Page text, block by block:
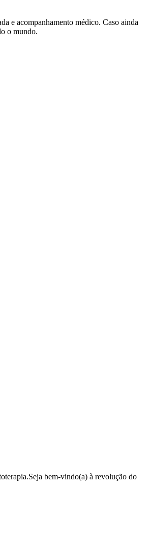
e acompanhamento médico. Caso ainda
o mundo.
bem-vindo(a) à revolução do